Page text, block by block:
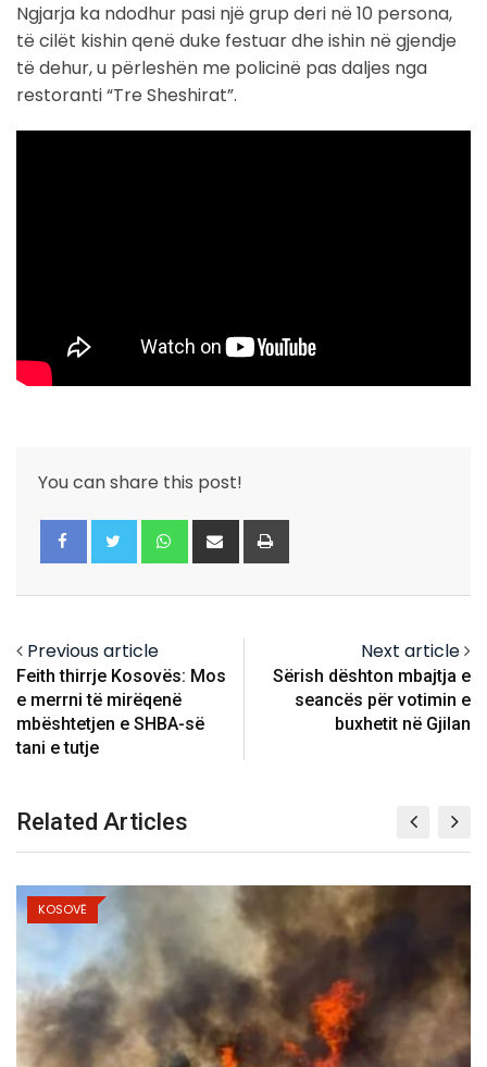
Ngjarja ka ndodhur pasi një grup deri në 10 persona,
të cilët kishin qenë duke festuar dhe ishin në gjendje
të dehur, u përleshën me policinë pas daljes nga
restoranti “Tre Sheshirat”.
You can share this post!
Whatsapp
Share
via
Previous article
Feith thirrje Kosovës: Mos
e merrni të mirëqenë
mbështetjen e SHBA-së
tani e tutje
Next article
Sërish dështon mbajtja e
seancës për votimin e
buxhetit në Gjilan
Related Articles
KOSOVË